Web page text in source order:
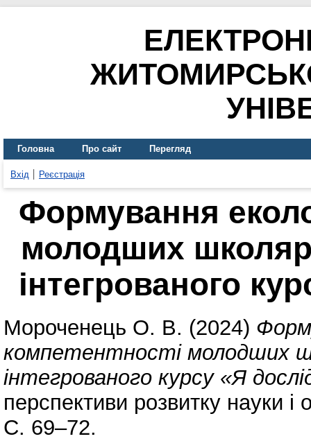
Головна Про сайт Перегляд
Вхід Реєстрація
Формування
молодших
інтегрованого
Мороченець О. В. (2024)
компетентності молодших
інтегрованого курсу «Я
перспективи розвитку науки і
С. 69–72.